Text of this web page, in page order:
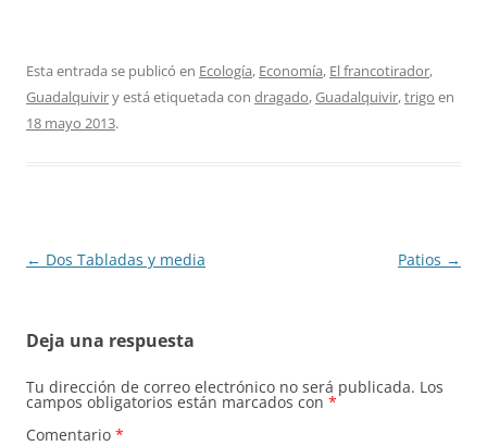
Esta entrada se publicó en Ecología, Economía, El francotirador,
Guadalquiviry está etiquetada con dragado,Guadalquivir,trigo en
18 mayo 2013.
Navegación
← Dos Tabladas y media Patios →
Deja una respuesta
Tu dirección de correo electrónico no será publicada. Los
campos obligatorios están marcados con *
Comentario *